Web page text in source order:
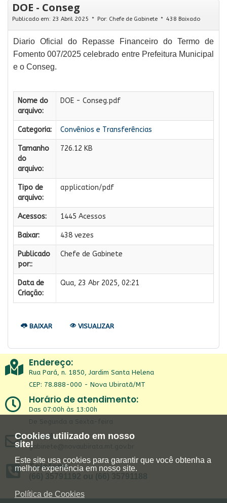
Cookies utilizado em nosso
site!
Este site usa cookies para garantir que você obtenha a
melhor experiência em nosso site.
Política de Cookies
DOE - Conseg
Publicado em: 23 Abril 2025 Por: Chefe de Gabinete 438 Baixado
Diario Oficial do Repasse Financeiro do Termo de
Fomento 007/2025 celebrado entre Prefeitura Municipal
e o Conseg.
Nome do
arquivo:
DOE - Conseg.pdf
Categoria: Convênios e Transferências
Tamanho
do
arquivo:
726.12 KB
Tipo de
arquivo:
application/pdf
Acessos: 1445 Acessos
Baixar: 438 vezes
Publicado
por::
Chefe de Gabinete
Data de
Criação:
Qua, 23 Abr 2025, 02:21
BAIXAR VISUALIZAR
Endereço:
Rua Pará, n. 1850, Jardim Santa Helena
CEP: 78.888-000 - Nova Ubiratã/MT
Horário de atendimento:
Das 07:00h às 13:00h
De Segunda a Sexta-feira
Email:
gabinete@novaubirata.mt.gov.br
Telefone:
(66) 35791192 ou (66) 35791188